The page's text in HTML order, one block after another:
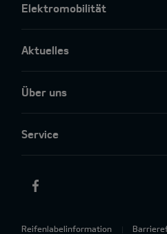
Elektromobilität
Aktuelles
Über uns
Service
Reifenlabelinformation